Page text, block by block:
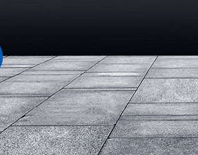
F10型便携式明渠流量计